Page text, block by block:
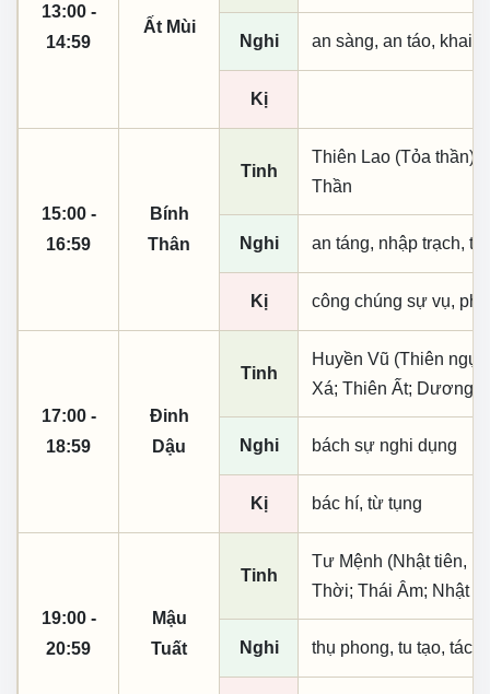
13:00 -
14:59
Ất Mùi
Nghi an sàng, an táo, khai
Kị
15:00 -
16:59
Bính
Thân
Tinh
Thiên Lao (Tỏa thần);
Thần
Nghi an táng, nhập trạch,
Kị công chúng sự vụ,
17:00 -
18:59
Đinh
Dậu
Tinh
Huyền Vũ (Thiên
Xá; Thiên Ất; Dương
Nghi bách sự nghi dụng
Kị bác hí, từ tụng
19:00 -
20:59
Mậu
Tuất
Tinh
Tư Mệnh (Nhật tiên,
Thời; Thái Âm; Nhật
Nghi thụ phong, tu tạo, tác